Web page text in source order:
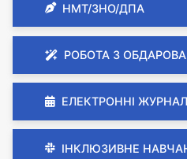
НМТ/ЗНО/ДПА
РОБОТА З
ЕЛЕКТРОННІ
ІНКЛЮЗИВНЕ